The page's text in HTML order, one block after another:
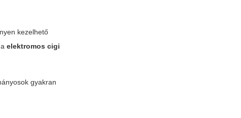
kezelhető
aelektromos cigi
gyakran